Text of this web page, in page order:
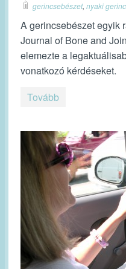
gerincsebészet, nyaki gerinc
A gerincsebészet egyik
Journal of Bone and
elemezte a
vonatkozó kérdéseket.
Tovább